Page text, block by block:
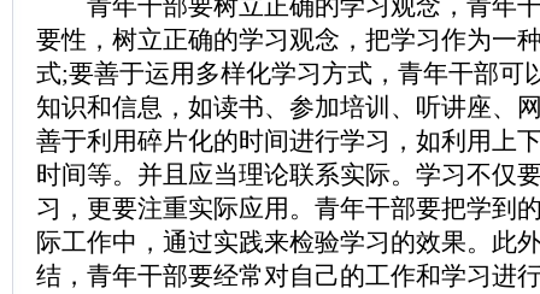
青年干部要树立正确的学习观念，青年
要性，树立正确的学习观念，把学习作为一
式;要善于运用多样化学习方式，青年干部可
知识和信息，如读书、参加培训、听讲座、
善于利用碎片化的时间进行学习，如利用上
时间等。并且应当理论联系实际。学习不仅
习，更要注重实际应用。青年干部要把学到
际工作中，通过实践来检验学习的效果。此
结，青年干部要经常对自己的工作和学习进